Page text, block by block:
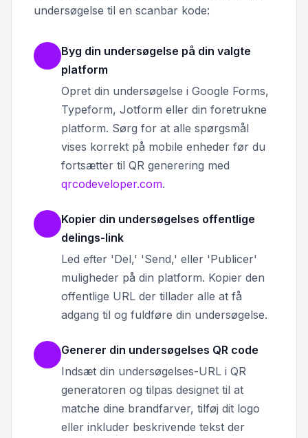
undersøgelse til en scanbar kode:
Byg din undersøgelse på din valgte
platform
Opret din undersøgelse i Google Forms,
Typeform, Jotform eller din foretrukne
platform. Sørg for at alle spørgsmål
vises korrekt på mobile enheder før du
fortsætter til QR generering med
qrcodeveloper.com.
Kopier din undersøgelses offentlige
delings-link
Led efter 'Del,' 'Send,' eller 'Publicer'
muligheder på din platform. Kopier den
offentlige URL der tillader alle at få
adgang til og fuldføre din undersøgelse.
Generer din undersøgelses QR code
Indsæt din undersøgelses-URL i QR
generatoren og tilpas designet til at
matche dine brandfarver, tilføj dit logo
eller inkluder beskrivende tekst der